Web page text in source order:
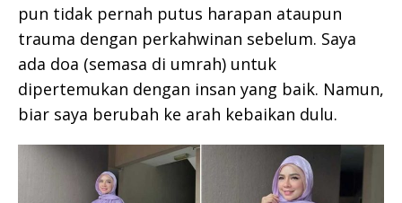
pun tidak pernah putus harapan ataupun
trauma dengan perkahwinan sebelum. Saya
ada doa (semasa di umrah) untuk
dipertemukan dengan insan yang baik. Namun,
biar saya berubah ke arah kebaikan dulu.